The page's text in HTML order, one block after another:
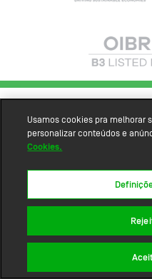
Usamos cookies pra melhorar
personalizar conteúdos e
Cookies.